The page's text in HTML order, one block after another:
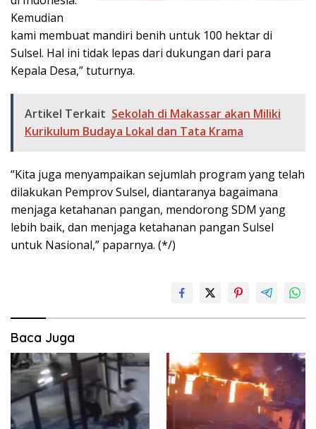
Kemudian
kami membuat mandiri benih untuk 100 hektar di
Sulsel. Hal ini tidak lepas dari dukungan dari para
Kepala Desa,” tuturnya.
Artikel Terkait Sekolah di Makassar akan Miliki
Kurikulum Budaya Lokal dan Tata Krama
“Kita juga menyampaikan sejumlah program yang telah
dilakukan Pemprov Sulsel, diantaranya bagaimana
menjaga ketahanan pangan, mendorong SDM yang
lebih baik, dan menjaga ketahanan pangan Sulsel
untuk Nasional,” paparnya. (*/)
Baca Juga